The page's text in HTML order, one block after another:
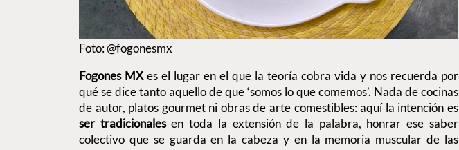
Foto: @fogonesmx
Fogones MXes el lugar en el que la teoría cobra vida y nos recuerda por
qué se dice tanto aquello de que ‘somos lo que comemos’. Nada decocinas
de autor, platos gourmet ni obras de arte comestibles: aquí la intención es
ser tradicionalesen toda la extensión de la palabra, honrar ese saber
colectivo que se guarda en la cabeza y en la memoria muscular de las